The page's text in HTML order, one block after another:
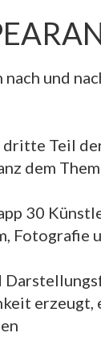
und
dritte Teil
dem
30
Fotografie
erzeugt,